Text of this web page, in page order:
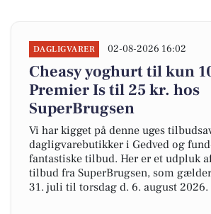
DAGLIGVARER 02-08-2026 16:02
Cheasy yoghurt til kun
Premier Is til 25 kr. hos
SuperBrugsen
Vi har kigget på denne uges
dagligvarebutikker i Gedved og
fantastiske tilbud. Her er et udpluk
tilbud fra SuperBrugsen, som
31. juli til torsdag d. 6. august 2026.